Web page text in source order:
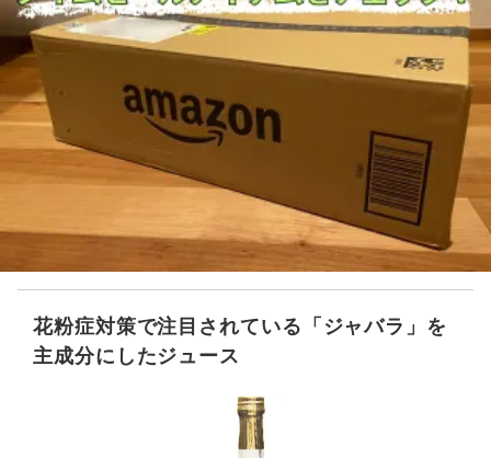
花粉症対策で注目されている「ジャバラ」を
主成分にしたジュース